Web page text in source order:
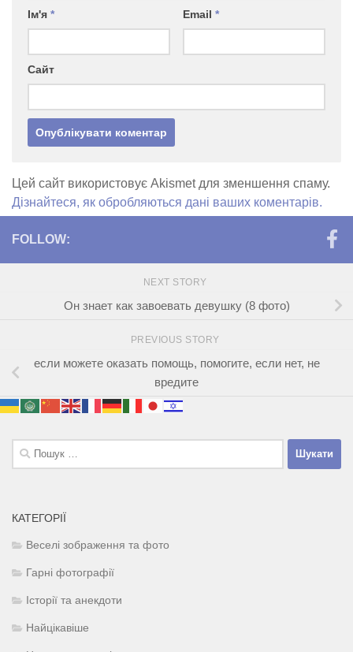
Ім'я * Email *
Сайт
Цей сайт використовує Akismet для зменшення спаму.
Дізнайтеся, як обробляються дані ваших коментарів.
FOLLOW:
NEXT STORY
Он знает как завоевать девушку (8 фото)
PREVIOUS STORY
если можете оказать помощь, помогите, если нет, не
вредите
Пошук:
КАТЕГОРІЇ
Веселі зображення та фото
Гарні фотографії
Історії та анекдоти
Найцікавіше